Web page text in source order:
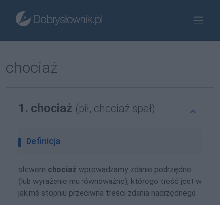
chociaż
1. chociaż (pił, chociaż spał)
Definicja
słowem chociaż wprowadzamy zdanie podrzędne
(lub wyrażenie mu równoważne), którego treść jest w
jakimś stopniu przeciwna treści zdania nadrzędnego